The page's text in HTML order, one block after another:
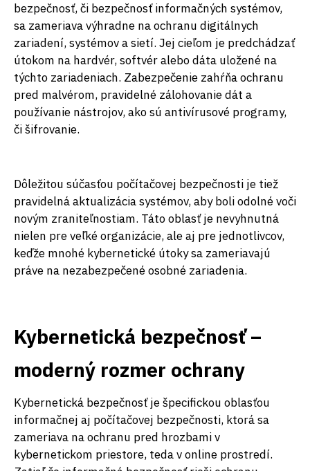
bezpečnosť, či bezpečnosť informačných systémov,
sa zameriava výhradne na ochranu digitálnych
zariadení, systémov a sietí. Jej cieľom je predchádzať
útokom na hardvér, softvér alebo dáta uložené na
týchto zariadeniach. Zabezpečenie zahŕňa ochranu
pred malvérom, pravidelné zálohovanie dát a
používanie nástrojov, ako sú antivírusové programy,
či šifrovanie.
Dôležitou súčasťou počítačovej bezpečnosti je tiež
pravidelná aktualizácia systémov, aby boli odolné voči
novým zraniteľnostiam. Táto oblasť je nevyhnutná
nielen pre veľké organizácie, ale aj pre jednotlivcov,
keďže mnohé kybernetické útoky sa zameriavajú
práve na nezabezpečené osobné zariadenia.
Kybernetická bezpečnosť –
moderný rozmer ochrany
Kybernetická bezpečnosť je špecifickou oblasťou
informačnej aj počítačovej bezpečnosti, ktorá sa
zameriava na ochranu pred hrozbami v
kybernetickom priestore, teda v online prostredí.